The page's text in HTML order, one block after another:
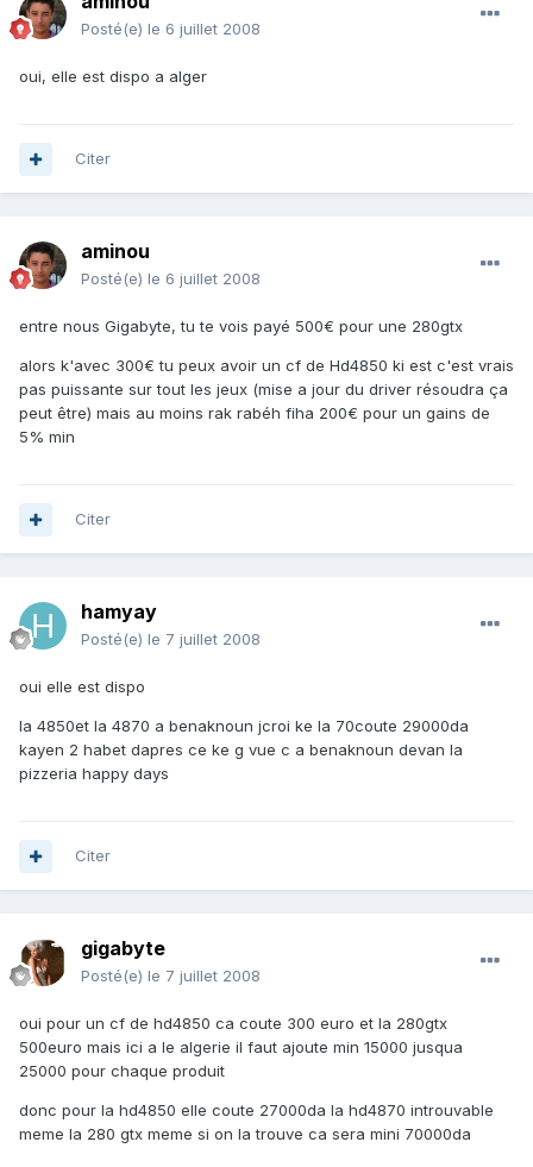
Posté(e) le 6 juillet 2008
oui, elle est dispo a alger
Citer
aminou
Posté(e) le 6 juillet 2008
entre nous Gigabyte, tu te vois payé 500€ pour une 280gtx
alors k'avec 300€ tu peux avoir un cf de Hd4850 ki est c'est vrais
pas puissante sur tout les jeux (mise a jour du driver résoudra ça
peut être) mais au moins rak rabéh fiha 200€ pour un gains de
5% min
Citer
hamyay
Posté(e) le 7 juillet 2008
oui elle est dispo
la 4850et la 4870 a benaknoun jcroi ke la 70coute 29000da
kayen 2 habet dapres ce ke g vue c a benaknoun devan la
pizzeria happy days
Citer
gigabyte
Posté(e) le 7 juillet 2008
oui pour un cf de hd4850 ca coute 300 euro et la 280gtx
500euro mais ici a le algerie il faut ajoute min 15000 jusqua
25000 pour chaque produit
donc pour la hd4850 elle coute 27000da la hd4870 introuvable
meme la 280 gtx meme si on la trouve ca sera mini 70000da